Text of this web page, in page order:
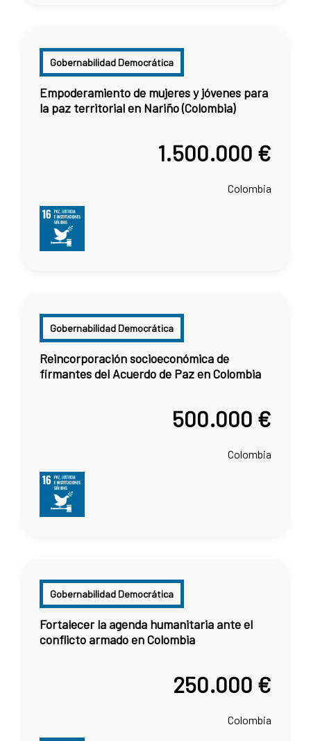
Gobernabilidad Democrática
Empoderamiento de mujeres y jóvenes para
la paz territorial en Nariño (Colombia)
1.500.000 €
Colombia
Gobernabilidad Democrática
Reincorporación socioeconómica de
firmantes del Acuerdo de Paz en Colombia
500.000 €
Colombia
Gobernabilidad Democrática
Fortalecer la agenda humanitaria ante el
conflicto armado en Colombia
250.000 €
Colombia